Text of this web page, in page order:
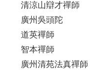
清涼山辯才禪師
廣州吳頭陀
道英禪師
智本禪師
廣州清苑法真禪師